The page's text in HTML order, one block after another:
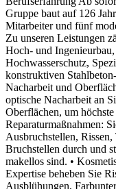
Gruppe baut auf 126
Mitarbeiter und fünf
Zu unseren Leistungen
Hoch- und
Hochwasserschutz,
konstruktiven
Nacharbeit und
optische Nacharbeit an
Oberflächen, um
Reparaturmaßnahmen:
Ausbruchstellen,
Bruchstellen durch und
makellos sind. •
Expertise beheben Sie
Ausblühungen,